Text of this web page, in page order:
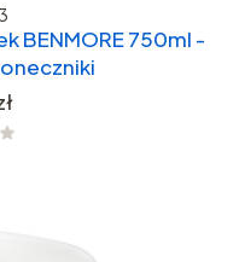
BENMORE 750ml -